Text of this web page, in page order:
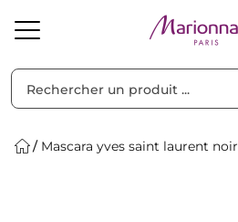
Mascara yves saint laurent noir